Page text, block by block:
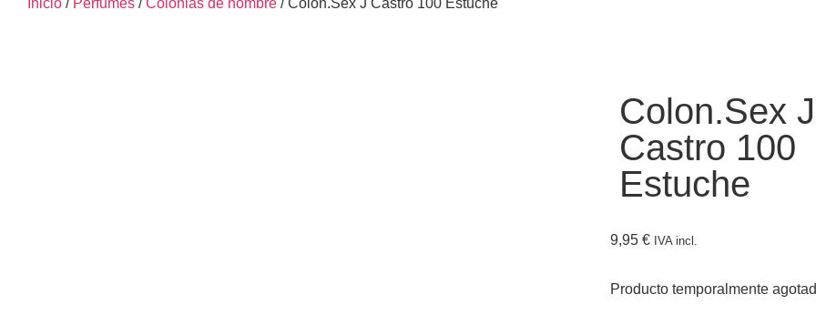
Inicio / Perfumes /Colonias de hombre / Colon.Sex J Castro 100 Estuche
Colon.Sex J
Castro 100
Estuche
9,95 € IVA incl.
Producto temporalmente